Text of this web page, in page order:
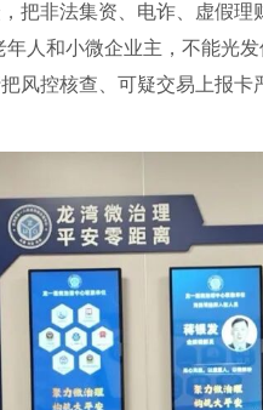
把非法集资、电诈、虚假
年人和小微企业主，不能光
风控核查、可疑交易上报